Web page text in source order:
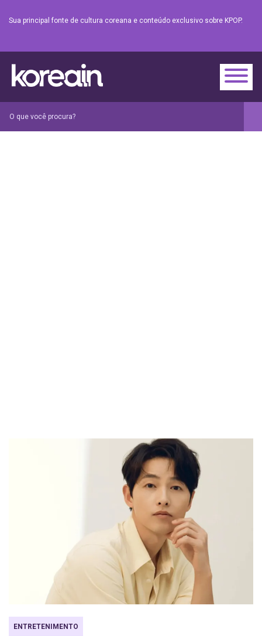
Sua principal fonte de cultura coreana e conteúdo exclusivo sobre KPOP.
ENTRETENIMENTO